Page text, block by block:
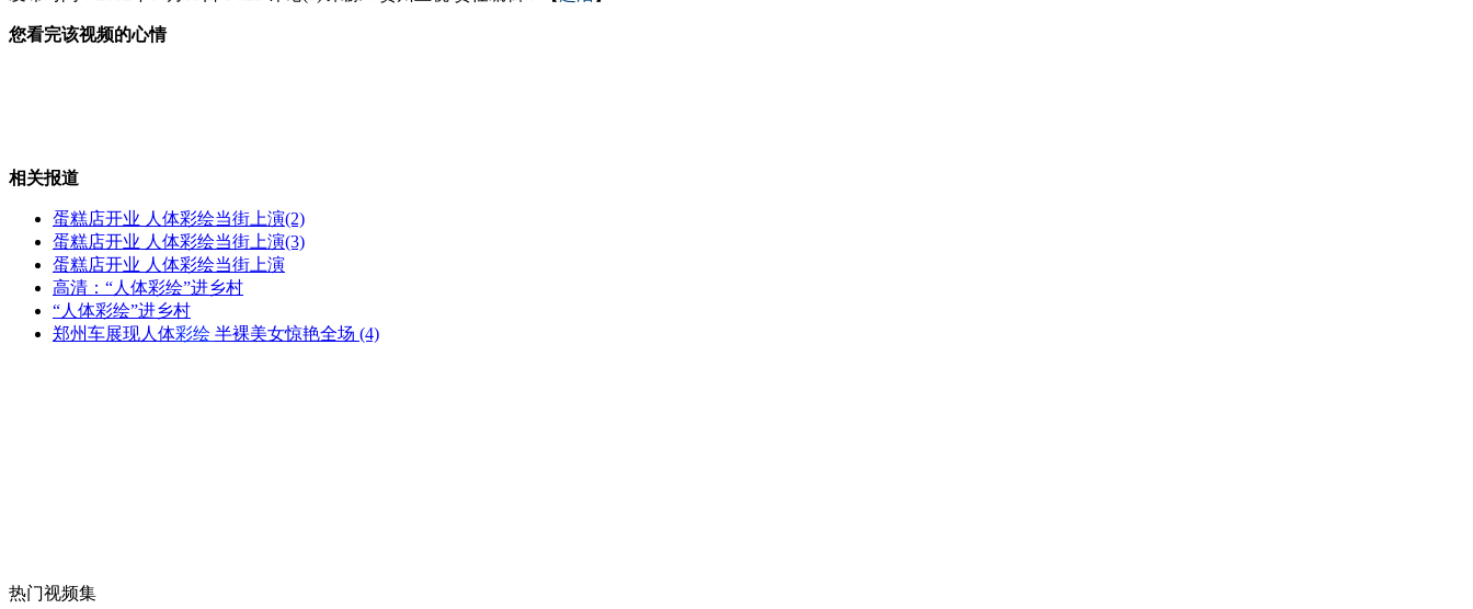
郑嘉颖回应王馨平父亲说法
英男子提供精子成约600孩子父亲
女孩北京地铁殴打老人 痛下狠手拳打脚踢
您看完该视频的心情
相关报道
蛋糕店开业 人体彩绘当街上演(2)
蛋糕店开业 人体彩绘当街上演(3)
蛋糕店开业 人体彩绘当街上演
高清：“人体彩绘”进乡村
“人体彩绘”进乡村
郑州车展现人体彩绘 半裸美女惊艳全场 (4)
热门视频集